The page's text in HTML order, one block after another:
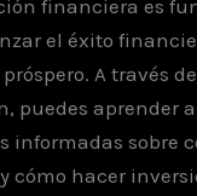
financiera es
el éxito
A través
puedes aprender
informadas sobre
cómo hacer